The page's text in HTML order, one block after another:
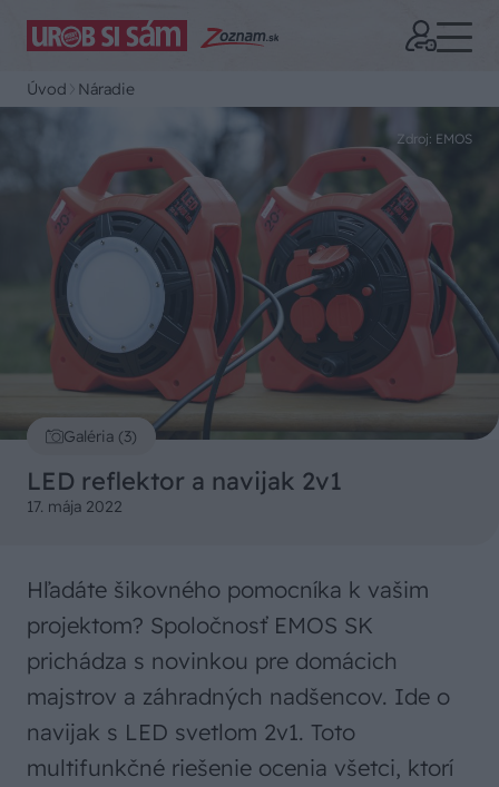
Úvod Náradie
Galéria (3)
Zdroj: EMOS
LED reflektor a navijak 2v1
17. mája 2022
Hľadáte šikovného pomocníka k vašim
projektom? Spoločnosť EMOS SK
prichádza s novinkou pre domácich
majstrov a záhradných nadšencov. Ide o
navijak s LED svetlom 2v1. Toto
multifunkčné riešenie ocenia všetci, ktorí